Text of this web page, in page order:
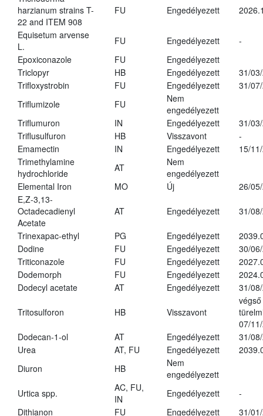
harzianum strains T-
22 and ITEM 908
FU Engedélyezett
Equisetum arvense
L.
FU Engedélyezett
-
Epoxiconazole
FU
Engedélyezett
Triclopyr
HB Engedélyezett
31/
Trifloxystrobin
FU Engedélyezett
31/
Triflumizole
FU
Nem
engedélyezett
Triflumuron
IN Engedélyezett
31/
Triflusulfuron
HB Visszavont
-
Emamectin
IN Engedélyezett
15/
Trimethylamine
hydrochloride
AT
Nem
engedélyezett
Elemental Iron
MO Új
26/
E,Z-3,13-
Octadecadienyl
Acetate
AT Engedélyezett 31/
Trinexapac-ethyl PG Engedélyezett
Dodine
FU Engedélyezett
30/
Triticonazole
FU Engedélyezett
Dodemorph
FU Engedélyezett
Dodecyl acetate
AT Engedélyezett 31/
Tritosulforon HB Visszavont
végső
07/
Dodecan-1-ol
AT Engedélyezett
31/
Urea
AT, FU Engedélyezett
Diuron
HB
Nem
engedélyezett
Urtica spp.
AC, FU,
IN
Engedélyezett
-
Dithianon
FU Engedélyezett
31/